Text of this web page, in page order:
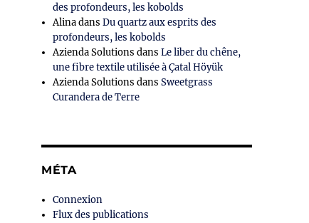
des profondeurs, les kobolds
AlinadansDu quartz aux esprits des
profondeurs, les kobolds
Azienda Solutions dansLe liber du chêne,
une fibre textile utilisée à Çatal Höyük
Azienda Solutions dansSweetgrass
Curandera de Terre
MÉTA
Connexion
Flux des publications